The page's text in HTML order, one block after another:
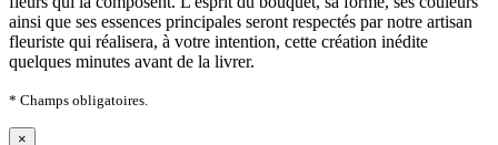
ainsi que ses essences principales seront respectés par notre artisan
fleuriste qui réalisera, à votre intention, cette création inédite
quelques minutes avant de la livrer.
* Champs obligatoires.
×